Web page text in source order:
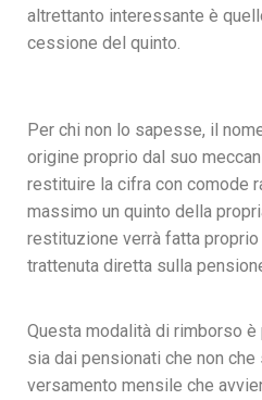
altrettanto interessante è
cessione del quinto.
Per chi non lo sapesse, il
origine proprio dal suo
restituire la cifra con comode
massimo un quinto della
restituzione verrà fatta proprio
trattenuta diretta sulla
Questa modalità di rimborso
sia dai pensionati che non
versamento mensile che